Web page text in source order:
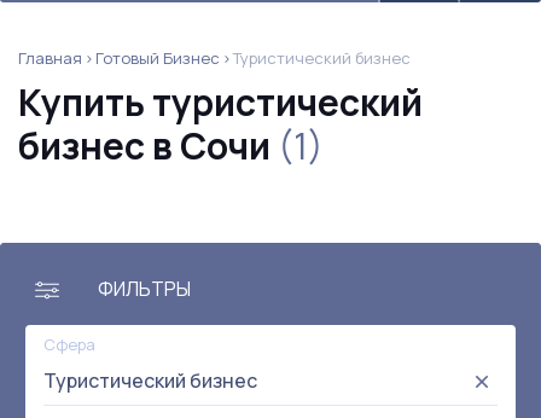
Главная Готовый Бизнес Туристический бизнес
Купить туристический
бизнес в Сочи (1)
ФИЛЬТРЫ
Сфера
Туристический бизнес